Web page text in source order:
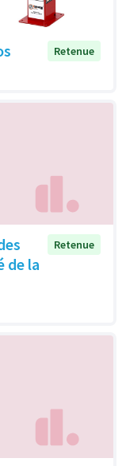
Retenue
de la
Retenue